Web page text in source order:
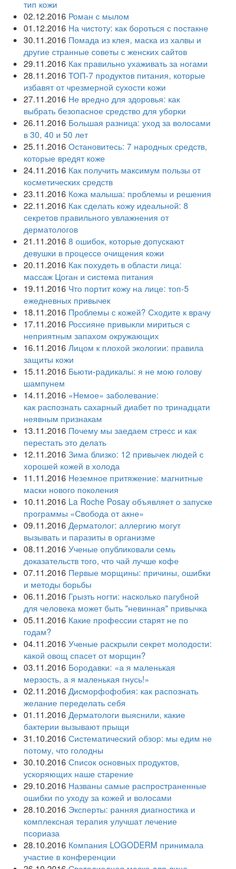
тип кожи
02.12.2016 Роман с мылом
01.12.2016 На чистоту: как бороться с постакне
30.11.2016 Помада из клея, маска из халвы и
другие странные советы с женских сайтов
29.11.2016 Как правильно ухаживать за ногами
28.11.2016 ТОП-7 продуктов питания, которые
избавят от чрезмерной сухости кожи
27.11.2016 Не вредно для здоровья: как
выбрать безопасное средство для уборки
26.11.2016 Большая разница: уход за волосами
в 30, 40 и 50 лет
25.11.2016 Остановитесь: 7 народных средств,
которые вредят коже
24.11.2016 Как получить максимум пользы от
косметических средств
23.11.2016 Кожа малыша: проблемы и решения
22.11.2016 Как сделать кожу идеальной: 8
секретов правильного увлажнения от
дерматологов
21.11.2016 8 ошибок, которые допускают
девушки в процессе очищения кожи
20.11.2016 Как похудеть в области лица:
массаж Цоган и система питания
19.11.2016 Что портит кожу на лице: топ-5
ежедневных привычек
18.11.2016 Проблемы с кожей? Сходите к врачу
17.11.2016 Россияне привыкли мириться с
неприятным запахом окружающих
16.11.2016 Лицом к плохой экологии: правила
защиты кожи
15.11.2016 Бьюти-радикалы: я не мою голову
шампунем
14.11.2016 «Немое» заболевание:
как распознать сахарный диабет по тринадцати
неявным признакам
13.11.2016 Почему мы заедаем стресс и как
перестать это делать
12.11.2016 Зима близко: 12 привычек людей с
хорошей кожей в холода
11.11.2016 Неземное притяжение: магнитные
маски нового поколения
10.11.2016 La Roche Posay объявляет о запуске
программы «Свобода от акне»
09.11.2016 Дерматолог: аллергию могут
вызывать и паразиты в организме
08.11.2016 Ученые опубликовали семь
доказательств того, что чай лучше кофе
07.11.2016 Первые морщины: причины, ошибки
и методы борьбы
06.11.2016 Грызть ногти: насколько пагубной
для человека может быть "невинная" привычка
05.11.2016 Какие профессии старят не по
годам?
04.11.2016 Ученые раскрыли секрет молодости:
какой овощ спасет от морщин?
03.11.2016 Бородавки: «а я маленькая
мерзость, а я маленькая гнусь!»
02.11.2016 Дисморфофобия: как распознать
желание переделать себя
01.11.2016 Дерматологи выяснили, какие
бактерии вызывают прыщи
31.10.2016 Систематический обзор: мы едим не
потому, что голодны
30.10.2016 Список основных продуктов,
ускоряющих наше старение
29.10.2016 Названы самые распространенные
ошибки по уходу за кожей и волосами
28.10.2016 Эксперты: ранняя диагностика и
комплексная терапия улучшат лечение
псориаза
28.10.2016 Компания LOGODERM принимала
участие в конференции